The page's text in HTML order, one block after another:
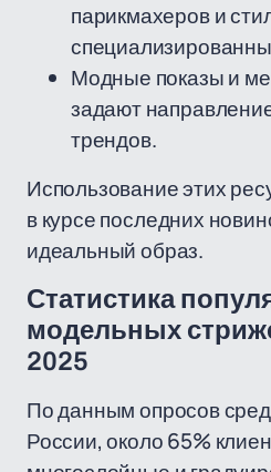
парикмахеров и
Модные показы и
задают
трендов.
Использование этих
в курсе последних
идеальный образ.
Статистика
модельных
2025
По данным опросов
России, около 65%